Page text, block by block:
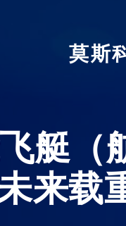
莫斯
艇（
来载